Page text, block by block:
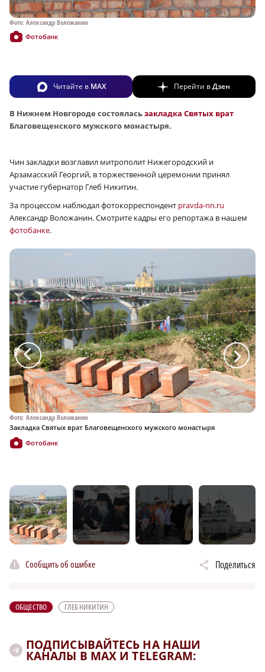
Фото: Александр Воложанин
Фотобанк
Читайте в MAX Перейти вДзен
В Нижнем Новгороде состояласьзакладка Святых врат
Благовещенского мужского монастыря.
Чин закладки возглавил митрополит Нижегородский и
Арзамасский Георгий, в торжественной церемонии принял
участие губернатор Глеб Никитин.
За процессом наблюдал фотокорреспондент pravda-nn.ru
Александр Воложанин. Смотрите кадры его репортажа в нашем
фотобанке.
Фото: Александр Воложанин
Закладка Святых врат Благовещенского мужского монастыря
Фотобанк
a a
Сообщить об ошибке Поделиться
ОБЩЕСТВО ГЛЕБ НИКИТИН
ПОДПИСЫВАЙТЕСЬ НА НАШИ
КАНАЛЫ В MAX И TELEGRAM: